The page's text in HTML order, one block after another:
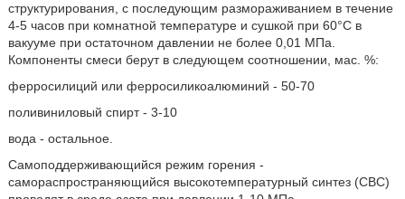
структурирования, с последующим размораживанием в течение
4-5 часов при комнатной температуре и сушкой при 60°С в
вакууме при остаточном давлении не более 0,01 МПа.
Компоненты смеси берут в следующем соотношении, мас. %:
ферросилиций или ферросиликоалюминий - 50-70
поливиниловый спирт - 3-10
вода - остальное.
Самоподдерживающийся режим горения -
самораспространяющийся высокотемпературный синтез (СВС)